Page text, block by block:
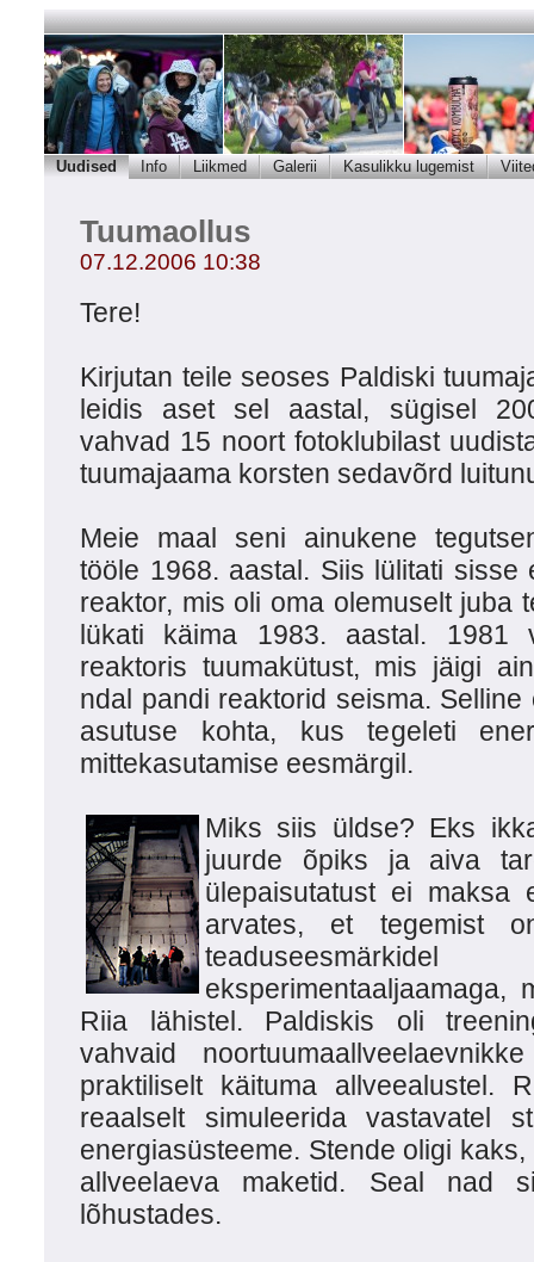
Uudised Info Liikmed Galerii Kasulikku lugemist
Tuumaollus
07.12.2006 10:38
Tere!
Kirjutan teile seoses Paldiski
leidis aset sel aastal, sügisel
vahvad 15 noort fotoklubilast
tuumajaama korsten sedavõrd
Meie maal seni ainukene
tööle 1968. aastal. Siis lülitati sisse
reaktor, mis oli oma olemuselt juba
lükati käima 1983. aastal. 1981
reaktoris tuumakütust, mis jäigi
ndal pandi reaktorid seisma.
asutuse kohta, kus tegeleti
mittekasutamise eesmärgil.
Miks siis üldse? Eks
juurde õpiks ja aiva
ülepaisutatust ei maksa
arvates, et tegemist
eksperimentaaljaamaga,
Riia lähistel. Paldiskis oli
vahvaid
praktiliselt käituma allveealustel.
reaalselt simuleerida vastavatel
energiasüsteeme. Stende oligi
allveelaeva maketid. Seal nad
lõhustades.